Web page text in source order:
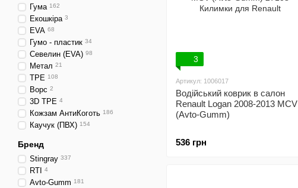
3
Артикул: 1006017
Водійський коврик в салон
Renault Logan 2008-2013 MCV
(Avto-Gumm)
536 грн
Гума 162
Екошкіра 3
EVA 68
Гумо - пластик 34
Севелин (EVA) 98
Метал 21
TPE 108
Ворс 2
3D TPE 4
Кожзам АнтиКоготь 186
Каучук (ПВХ) 154
Бренд
Stingray 337
RTI 4
Avto-Gumm 181